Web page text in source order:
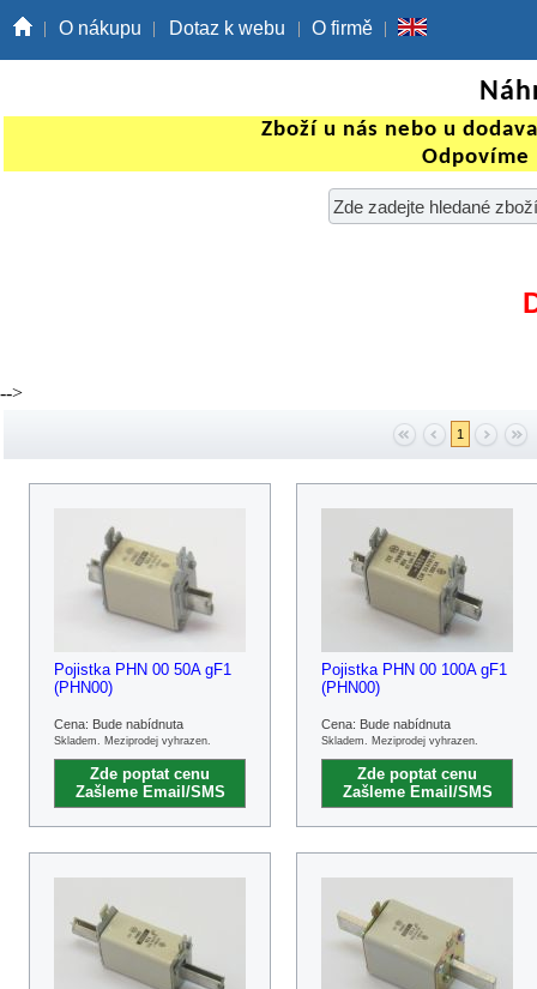
O nákupu Dotaz k webu O firmě
Zboží u nás nebo u
Odpovíme
-->
1
Pojistka PHN 00 50A gF1
(PHN00)
Cena: Bude nabídnuta
Skladem. Meziprodej vyhrazen.
Zde poptat cenu
Zašleme Email/SMS
Pojistka PHN 00 100A gF1
(PHN00)
Cena: Bude nabídnuta
Skladem. Meziprodej vyhrazen.
Zde poptat cenu
Zašleme Email/SMS